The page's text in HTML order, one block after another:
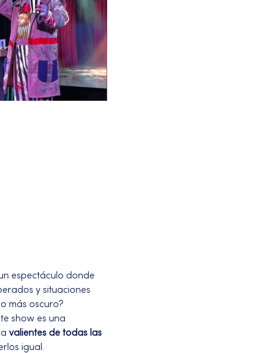
espectáculo donde
y situaciones
más oscuro?
show es una
valientes de todas las
igual.